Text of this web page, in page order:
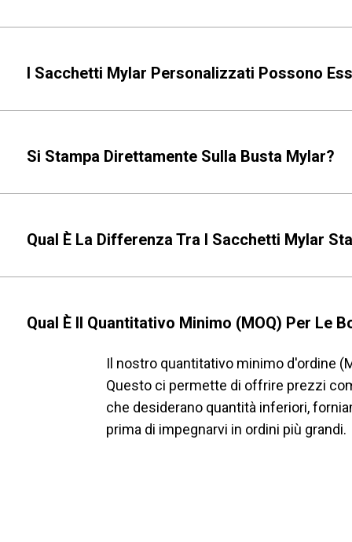
I Sacchetti Mylar Personalizzati Possono
Si Stampa Direttamente Sulla Busta Mylar?
Qual È La Differenza Tra I Sacchetti Mylar
Qual È Il Quantitativo Minimo (MOQ) Per Le
Il nostro quantitativo minimo d'ordine
Questo ci permette di offrire prezzi
che desiderano quantità inferiori,
prima di impegnarvi in ​​ordini più grandi.